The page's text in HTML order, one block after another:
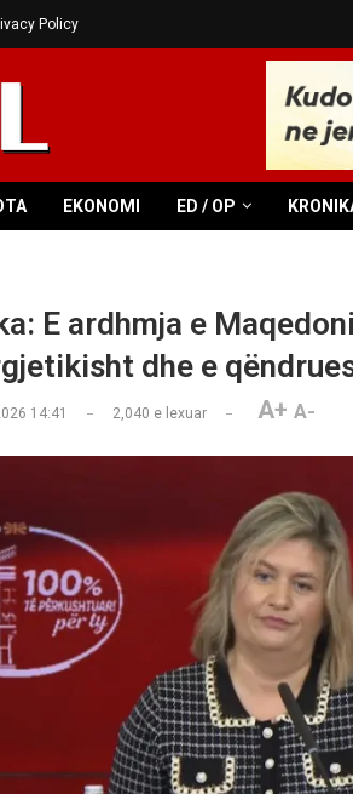
Policy
EKONOMI ED / OP
E ardhmja e
dhe e
14:41 2,040 e lexuar A+ A-